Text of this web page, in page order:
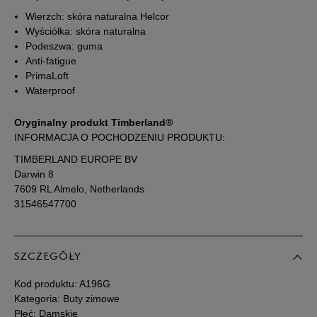
39,5 25,5 cm
40
41,5 27 cm
Podane w centymetrach wymiary dotyczą długości stopy.
Zobacz jak zmierzyć stopę?
Wierzch: skóra naturalna Helcor
Wyściółka: skóra naturalna
Podeszwa: guma
Anti-fatigue
PrimaLoft
Waterproof
Oryginalny produkt Timberland®
INFORMACJA O POCHODZENIU PRODUKTU:
TIMBERLAND EUROPE BV
Darwin 8
7609 RL Almelo, Netherlands
31546547700
SZCZEGÓŁY
Kod produktu: A196G
Kategoria: Buty zimowe
Płeć: Damskie